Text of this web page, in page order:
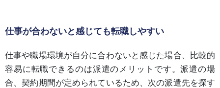
仕事が合わないと感じても転職しやすい
仕事や職場環境が自分に合わないと感じた場合、比較的
容易に転職できるのは派遣のメリットです。派遣の場
合、契約期間が定められているため、次の派遣先を探す